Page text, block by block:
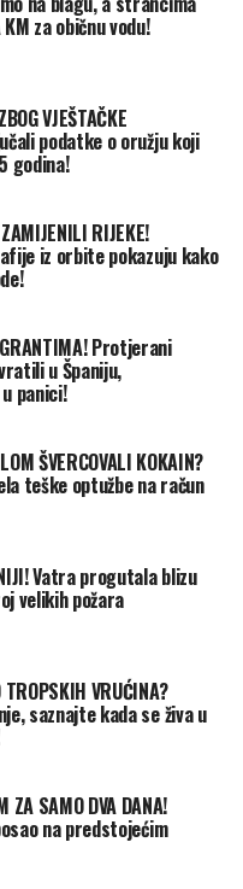
u roku od 30 dana
a vanredna mora
ću u skladu sa
skupštinu i
kaže Šulić.
biti i prijedlog za
OC „Jahorina“
„Sve može biti na
precizira da on kao
čini preko 90 odsto
predlaže dnevni red
odnosno od
za glasanje“,
nije odgovarao
izjavio da se „na
o finansijskom
jer je izvještaj sa
u RS“.
glasati. Vlada RS je
je između ostalog
izjavu ministra
za običnu vodu!
VJEŠTAČKE
podatke o oružju koji
godina!
RIJEKE!
iz orbite pokazuju kako
Protjerani
u Španiju,
panici!
ŠVERCOVALI KOKAIN?
teške optužbe na račun
Vatra progutala blizu
velikih požara
VRUĆINA?
saznajte kada se živa u
ZA SAMO DVA DANA!
na predstojećim